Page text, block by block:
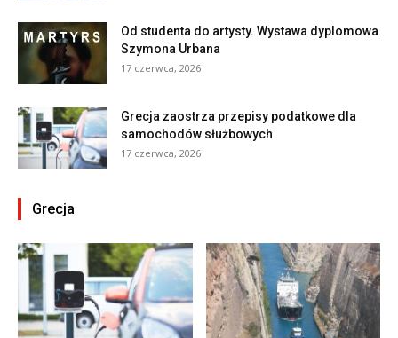
Od studenta do artysty. Wystawa dyplomowa
Szymona Urbana
17 czerwca, 2026
Grecja zaostrza przepisy podatkowe dla
samochodów służbowych
17 czerwca, 2026
Grecja